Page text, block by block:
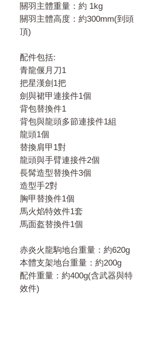
關羽主體重量：約 1kg
關羽主體高度：約300mm(到頭
頂)
配件包括:
青龍偃月刀1
把星漢劍1把
劍與裙甲連接件1個
背包替換件1
背包與龍頭多節連接件1組
龍頭1個
替換肩甲1對
龍頭與手臂連接件2個
長髯造型替換件3個
造型手2對
胸甲替換件1個
馬火焰特效件1套
馬面盔替換件1個
赤炎火龍駒地台重量：約620g
本體支架地台重量：約200g
配件重量：約400g(含武器與特
效件)